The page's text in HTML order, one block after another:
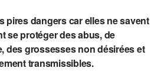
pires dangers car elles ne savent
se protéger des abus, de
des grossesses non désirées et
transmissibles.